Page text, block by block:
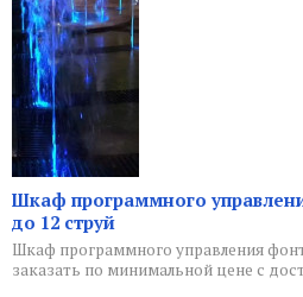
Шкаф программного
до 12 струй
Шкаф программного управления
заказать по минимальной цене с